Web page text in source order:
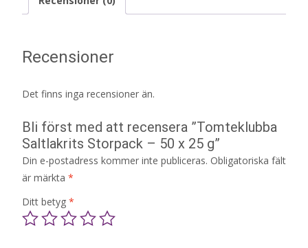
Recensioner
Det finns inga recensioner än.
Bli först med att recensera ”Tomteklubba
Saltlakrits Storpack – 50 x 25 g”
Din e-postadress kommer inte publiceras. Obligatoriska fält
är märkta *
Ditt betyg *